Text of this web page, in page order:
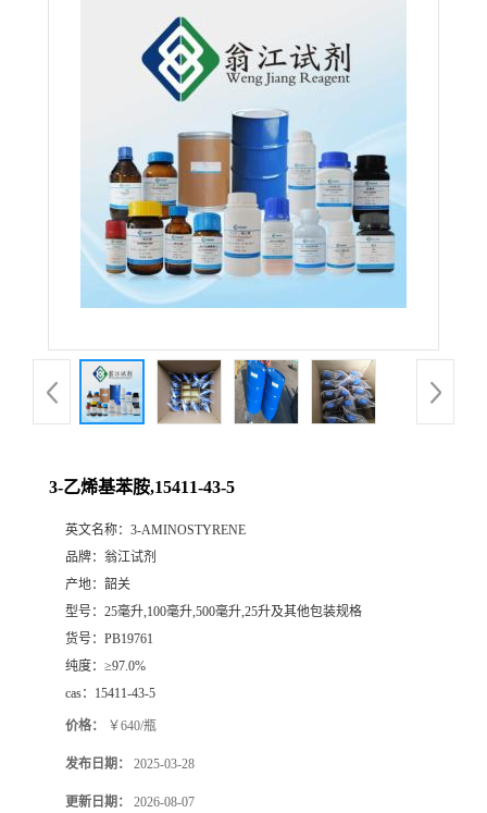
3-乙烯基苯胺,15411-43-5
英文名称： 3-AMINOSTYRENE
品牌： 翁江试剂
产地： 韶关
型号： 25毫升,100毫升,500毫升,25升及其他包装规格
货号： PB19761
纯度： ≥97.0%
cas： 15411-43-5
价格： ￥640/瓶
发布日期： 2025-03-28
更新日期： 2026-08-07